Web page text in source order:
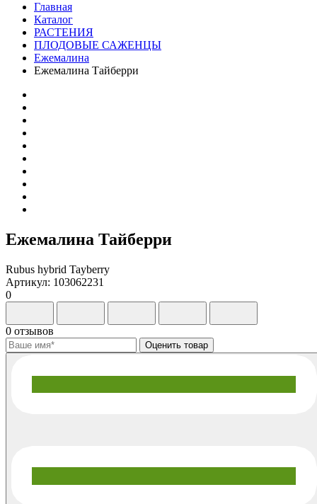
Главная
Каталог
РАСТЕНИЯ
ПЛОДОВЫЕ САЖЕНЦЫ
Ежемалина
Ежемалина Тайберри
Ежемалина Тайберри
Rubus hybrid Tayberry
Артикул: 103062231
0
0 отзывов